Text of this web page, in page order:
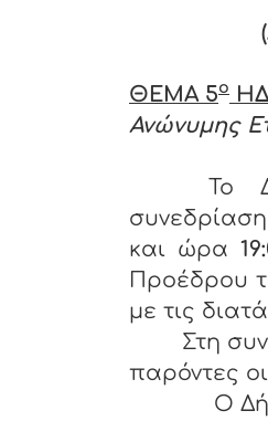
ΘΕΜΑ 5ο
Ανώνυμης
Το
και ώρα
Προέδρου
με τις
Στη
παρόντες
Ο